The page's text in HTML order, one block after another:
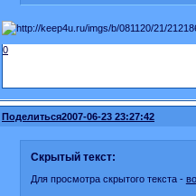
0
Поделиться2007-06-23 23:27:42
Скрытый текст:
Для просмотра скрытого текста -